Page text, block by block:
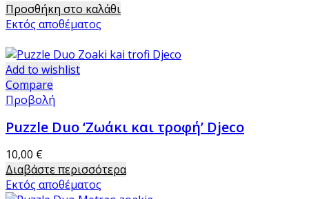
Προσθήκη στο καλάθι
Εκτός αποθέματος
Add to wishlist
Compare
Προβολή
Puzzle Duo ‘Ζωάκι και τροφή’ Djeco
10,00 €
Διαβάστε περισσότερα
Εκτός αποθέματος